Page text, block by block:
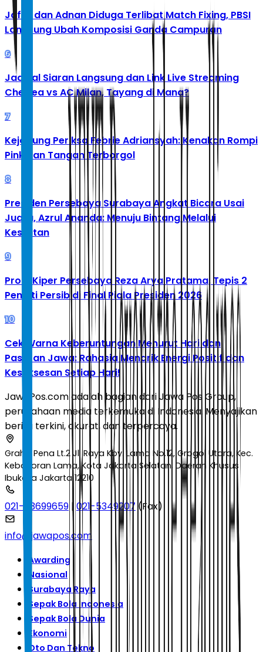
Jafar dan Adnan Diduga Terlibat Match Fixing, PBSI
Langsung Ubah Komposisi Ganda Campuran
6
Jadwal Siaran Langsung dan Link Live Streaming
Chelsea vs AC Milan, Tayang di Mana?
7
Kejagung Periksa Febrie Adriansyah: Kenakan Rompi
Pink dan Tangan Terborgol
8
Presiden Persebaya Surabaya Angkat Bicara Usai
Juara, Azrul Ananda: Menuju Bintang Melalui
Kesulitan
9
Profil Kiper Persebaya Reza Arya Pratama, Tepis 2
Penalti Persib di Final Piala Presiden 2026
10
Cek Warna Keberuntungan Menurut Hari dan
Pasaran Jawa: Rahasia Menarik Energi Positif dan
Kesuksesan Setiap Hari!
JawaPos.com adalah bagian dari Jawa Pos Group,
perusahaan media terkemuka di Indonesia. Menyajikan
berita terkini, akurat, dan terpercaya.
Graha Pena Lt.2 Jl. Raya Kby. Lama No.12, Grogol Utara, Kec.
Kebayoran Lama, Kota Jakarta Selatan, Daerah Khusus
Ibukota Jakarta 12210
021-53699659 | 021-5349207 (Fax)
info@jawapos.com
Awarding
Nasional
Surabaya Raya
Sepak Bola Indonesia
Sepak Bola Dunia
Ekonomi
Oto Dan Tekno